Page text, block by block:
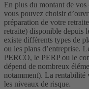
En plus du montant de
vous pouvez choisir
préparation de votre
retraite) disponible depuis
existe différents types de
ou les plans d’entreprise.
PERCO, le PERP ou le
dépend de nombreux
notamment). La rentabilité
les niveaux de risque.